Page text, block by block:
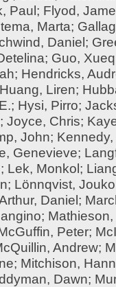
Paul ; Flyod,
Marta;
Daniel ;
; Guo,
; Hendricks,
Huang, Liren;
; Hysi, Pirro;
; Joyce, Chris;
John;
Genevieve;
; Lek, Monkol ;
; Lönnqvist, Jouko
Daniel ;
; Mathieson,
Peter;
Andrew;
; Mitchison,
Dawn;